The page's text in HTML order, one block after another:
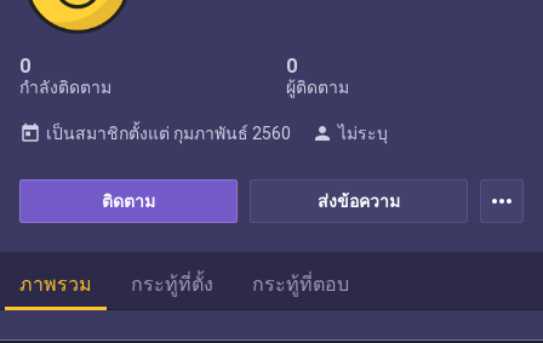
0
กำลังติดตาม
0
ผู้ติดตาม
ส่งข้อความ
ติดตาม
today เป็นสมาชิกตั้งแต่ กุมภาพันธ์ 2560 person ไม่ระบุ
more_horiz
ภาพรวม กระทู้ที่ตั้ง กระทู้ที่ตอบ